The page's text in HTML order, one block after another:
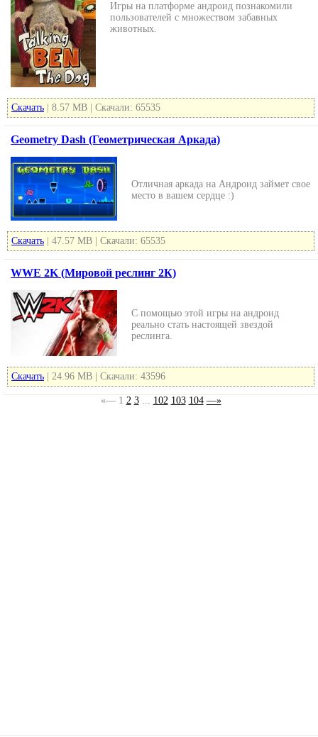
Игры на платформе андроид познакомили
пользователей с множеством забавных
животных.
Скачать | 8.57 MB | Скачали: 65535
Geometry Dash (Геометрическая Аркада)
Отличная аркада на Андроид займет свое
место в вашем сердце :)
Скачать | 47.57 MB | Скачали: 65535
WWE 2K (Мировой реслинг 2К)
С помощью этой игры на андроид
реально стать настоящей звездой
реслинга.
Скачать | 24.96 MB | Скачали: 43596
«— 1 2 3... 102 103 104 —»